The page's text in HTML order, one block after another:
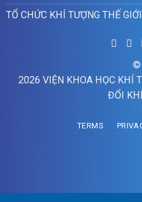
TỔ CHỨC KHÍ TƯỢNG THẾ GIỚI
©
2026 VIỆN KHOA HỌC KHÍ
ĐỔI
TERMS